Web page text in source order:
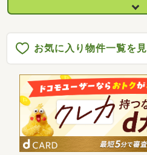
お気に入り物件一覧を